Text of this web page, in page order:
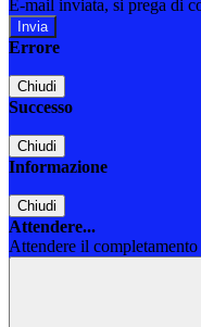
E-mail inviata, si prega di
Errore
Chiudi
Successo
Chiudi
Informazione
Chiudi
Attendere...
Attendere il